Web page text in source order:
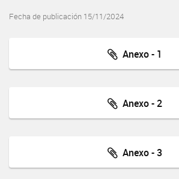
Fecha de publicación 15/11/2024
Anexo - 1
Anexo - 2
Anexo - 3